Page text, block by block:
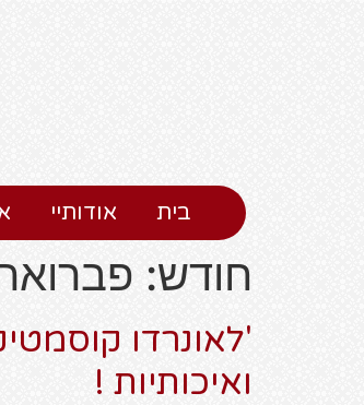
בית אודותיי
חודש: פברואר
'לאונרדו
ואיכותיות !